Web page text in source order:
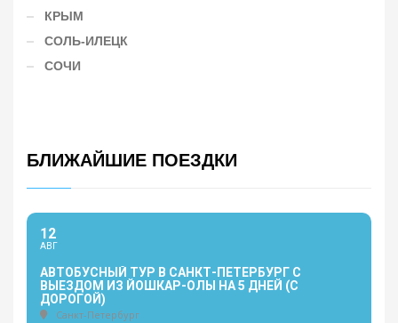
КРЫМ
СОЛЬ-ИЛЕЦК
СОЧИ
БЛИЖАЙШИЕ ПОЕЗДКИ
12
АВГ
АВТОБУСНЫЙ ТУР В САНКТ-ПЕТЕРБУРГ С
ВЫЕЗДОМ ИЗ ЙОШКАР-ОЛЫ НА 5 ДНЕЙ (С
ДОРОГОЙ)
Санкт-Петербург